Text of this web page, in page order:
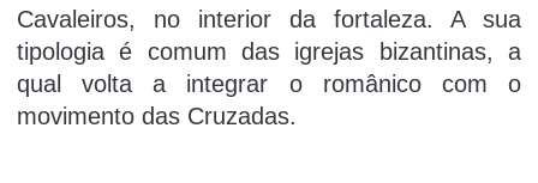
Cavaleiros, no interior da fortaleza. A sua
tipologia é comum das igrejas bizantinas, a
qual volta a integrar o românico com o
movimento das Cruzadas.